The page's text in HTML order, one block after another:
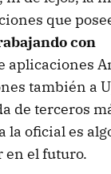
que
con
aplicaciones
también a
de terceros
la oficial es
en el futuro.